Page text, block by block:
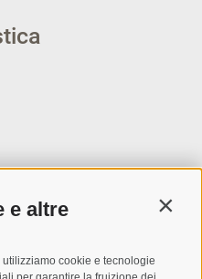
e altre
cookie e tecnologie